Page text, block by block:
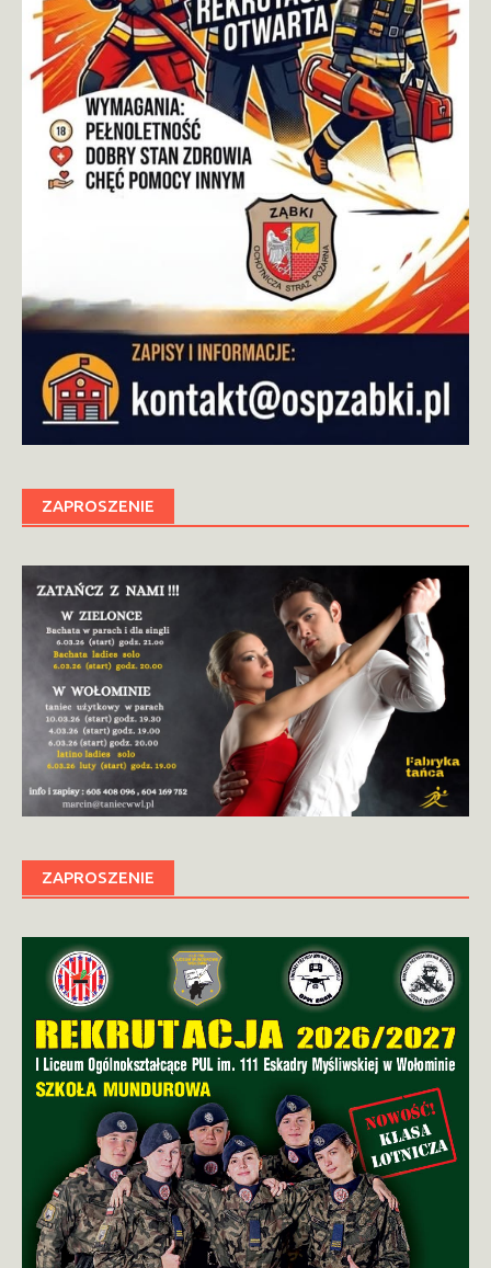
ZAPROSZENIE
ZAPROSZENIE